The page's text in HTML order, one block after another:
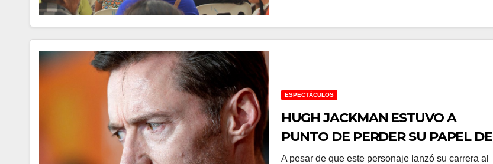
ESPECTÁCULOS
HUGH JACKMAN ESTUVO A
PUNTO DE PERDER SU PAPEL DE
WOLVERINE
A pesar de que este personaje lanzó su carrera al